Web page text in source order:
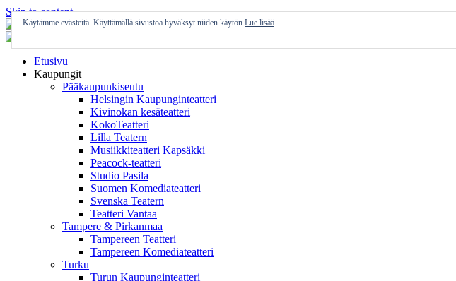
Skip to content
Etusivu
Kaupungit
Pääkaupunkiseutu
Helsingin Kaupunginteatteri
Kivinokan kesäteatteri
KokoTeatteri
Lilla Teatern
Musiikkiteatteri Kapsäkki
Peacock-teatteri
Studio Pasila
Suomen Komediateatteri
Svenska Teatern
Teatteri Vantaa
Tampere & Pirkanmaa
Tampereen Teatteri
Tampereen Komediateatteri
Turku
Turun Kaupunginteatteri
Käytämme evästeitä. Käyttämällä sivustoa hyväksyt niiden käytön Lue lisää